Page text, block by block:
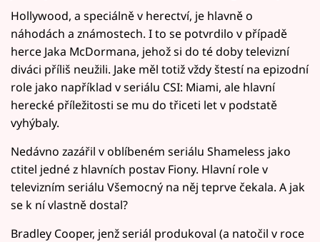
Hollywood, a speciálně v herectví, je hlavně o
náhodách a známostech. I to se potvrdilo v případě
herce Jaka McDormana, jehož si do té doby televizní
diváci příliš neužili. Jake měl totiž vždy štestí na epizodní
role jako například v seriálu CSI: Miami, ale hlavní
herecké příležitosti se mu do třiceti let v podstatě
vyhýbaly.
Nedávno zazářil v oblíbeném seriálu Shameless jako
ctitel jedné z hlavních postav Fiony. Hlavní role v
televizním seriálu Všemocný na něj teprve čekala. A jak
se k ní vlastně dostal?
Bradley Cooper, jenž seriál produkoval (a natočil v roce